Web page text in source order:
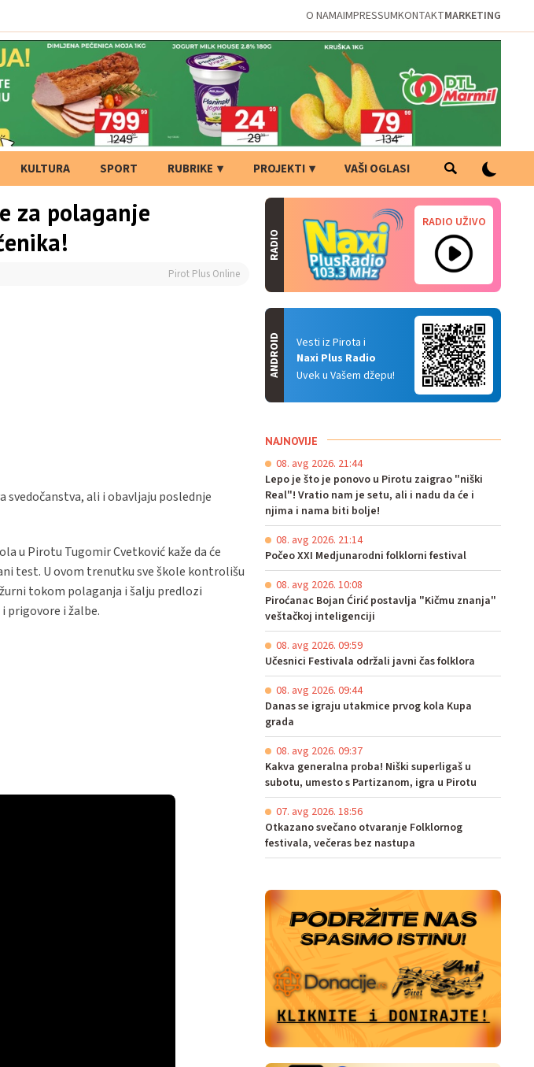
O NAMAIMPRESSUMKONTAKTMARKETING
KULTURA SPORT RUBRIKE PROJEKTI VAŠI OGLASI
za polaganje
Pirot Plus Online
svedočanstva, ali i obavljaju poslednje
u Pirotu Tugomir Cvetković kaže da će
test. U ovom trenutku sve škole kontrolišu
tokom polaganja i šalju predlozi
prigovore i žalbe.
RADIO
RADIO UŽIVO
Vesti iz Pirota i
Naxi Plus Radio
Uvek u Vašem džepu!
ANDROID
NAJNOVIJE
08. avg 2026. 21:44
Lepo je što je ponovo u Pirotu zaigrao "niški
Real"! Vratio nam je setu, ali i nadu da će i
njima i nama biti bolje!
08. avg 2026. 21:14
Počeo XXI Medjunarodni folklorni festival
08. avg 2026. 10:08
Piroćanac Bojan Ćirić postavlja "Kičmu znanja"
veštačkoj inteligenciji
08. avg 2026. 09:59
Učesnici Festivala održali javni čas folklora
08. avg 2026. 09:44
Danas se igraju utakmice prvog kola Kupa
grada
08. avg 2026. 09:37
Kakva generalna proba! Niški superligaš u
subotu, umesto s Partizanom, igra u Pirotu
07. avg 2026. 18:56
Otkazano svečano otvaranje Folklornog
festivala, večeras bez nastupa